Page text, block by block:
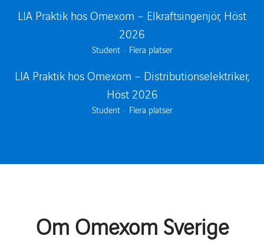
LIA Praktik hos Omexom – Elkraftsingenjör, Höst
2026
Student · Flera platser
LIA Praktik hos Omexom – Distributionselektriker,
Höst 2026
Student · Flera platser
Om Omexom Sverige